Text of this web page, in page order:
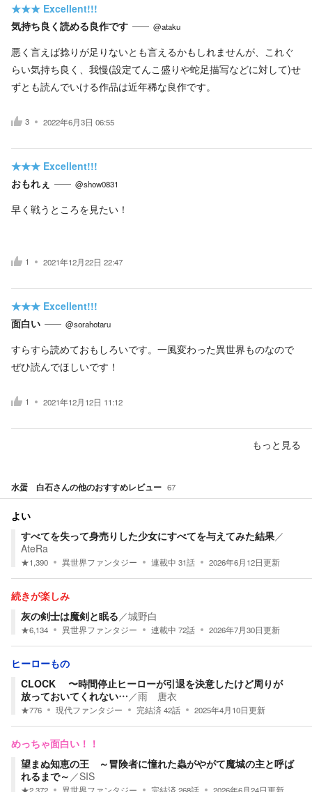
★★★ Excellent!!!
気持ち良く読める良作です
@ataku
悪く言えば捻りが足りないとも言えるかもしれませんが、これぐ
らい気持ち良く、我慢(設定てんこ盛りや蛇足描写などに対して)せ
ずとも読んでいける作品は近年稀な良作です。
3 2022年6月3日 06:55
★★★ Excellent!!!
おもれぇ
@show0831
早く戦うところを見たい！
1 2021年12月22日 22:47
★★★ Excellent!!!
面白い
@sorahotaru
すらすら読めておもしろいです。一風変わった異世界ものなので
ぜひ読んでほしいです！
1 2021年12月12日 11:12
もっと見る
水蛋 白石さんの他のおすすめレビュー 67
よい
すべてを失って身売りした少女にすべてを与えてみた結果／
AteRa
★1,390 異世界ファンタジー 連載中 31話 2026年6月12日更新
続きが楽しみ
灰の剣士は魔剣と眠る ／城野白
★6,134 異世界ファンタジー 連載中 72話 2026年7月30日更新
ヒーローもの
CLOCK 〜時間停止ヒーローが引退を決意したけど周りが
放っておいてくれない… ／雨 唐衣
★776 現代ファンタジー 完結済42話 2025年4月10日更新
めっちゃ面白い！！
望まぬ知恵の王 ～冒険者に憧れた蟲がやがて魔城の主と呼ば
れるまで～ ／SIS
★2,372 異世界ファンタジー 完結済268話 2026年6月24日更新